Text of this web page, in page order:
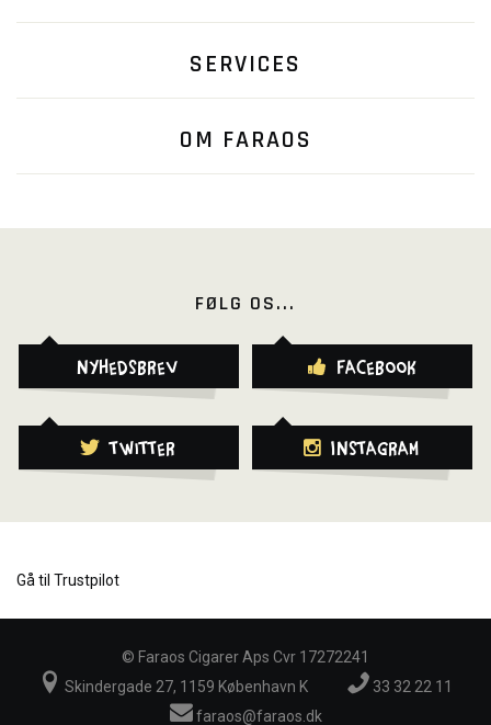
SERVICES
OM FARAOS
FØLG OS...
Nyhedsbrev Facebook
Twitter Instagram
Gå til Trustpilot
© Faraos Cigarer Aps Cvr 17272241
Skindergade 27, 1159 København K
33 32 22 11
faraos@faraos.dk